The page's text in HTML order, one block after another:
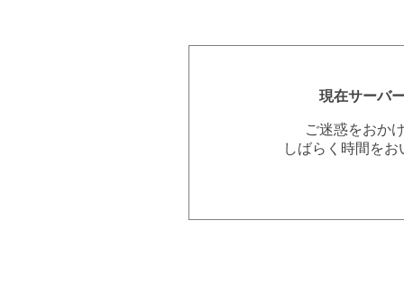
現在サーバ
ご迷惑をおか
しばらく時間を